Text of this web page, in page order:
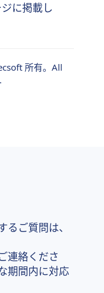
に掲載し
所有。All
ご質問は、
連絡くださ
期間内に対応